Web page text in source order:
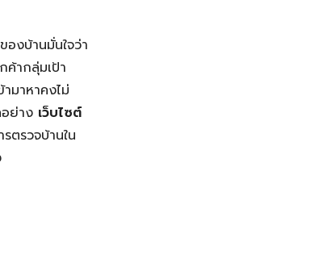
งบ้านมั่นใจว่า
ากลุ่มเป้า
มาหาคงไม่
ย่าง เว็บไซต์
ตรวจบ้านใน